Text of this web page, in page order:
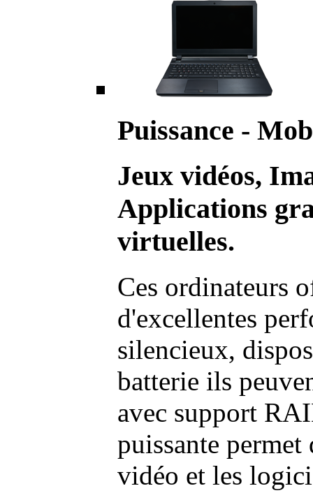
Puissance -
Jeux vidéos,
Applications
virtuelles.
Ces ordinateurs
d'excellentes
silencieux,
batterie ils
avec support
puissante permet
vidéo et les